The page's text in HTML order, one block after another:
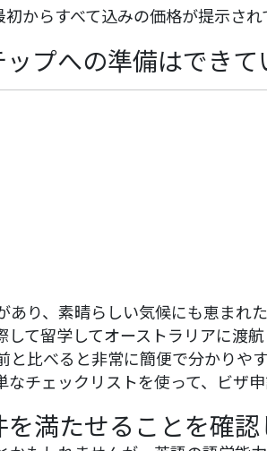
初からすべて込みの価格が提示さ
プへの準備はできて
あり、素晴らしい気候にも恵まれ
して留学してオーストラリアに渡
と比べると非常に簡便で分かりや
なチェックリストを使って、ビザ
を満たせることを確認